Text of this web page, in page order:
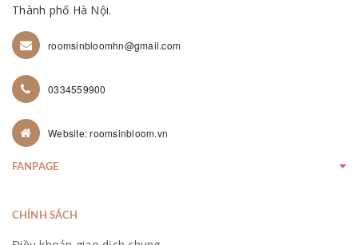
Thành phố Hà Nội.
roomsinbloomhn@gmail.com
0334559900
Website: roomsinbloom.vn
FANPAGE
CHÍNH SÁCH